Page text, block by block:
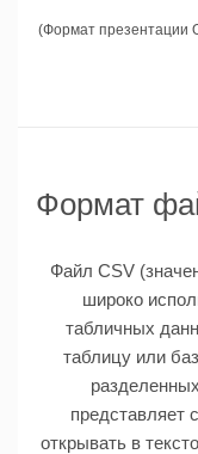
(Формат презентации
Формат
Файл CSV
широко
табличных
таблицу или
представляет
открывать в